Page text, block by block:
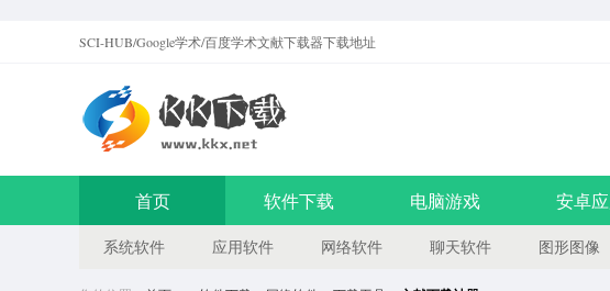
SCI-HUB/Google学术/百度学术文献下载器下载地址
首页 软件下载 电脑游戏 安卓
系统软件 应用软件 网络软件 聊天软件 图形图像